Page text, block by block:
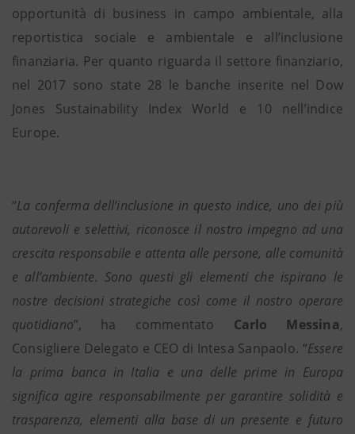
opportunità di business in campo ambientale, alla
reportistica sociale e ambientale e all’inclusione
finanziaria. Per quanto riguarda il settore finanziario,
nel 2017 sono state 28 le banche inserite nel Dow
Jones Sustainability Index World e 10 nell’indice
Europe.
“La conferma dell’inclusione in questo indice, uno dei più
autorevoli e selettivi, riconosce il nostro impegno ad una
crescita responsabile e attenta alle persone, alle comunità
e all’ambiente. Sono questi gli elementi che ispirano le
nostre decisioni strategiche così come il nostro operare
quotidiano”, ha commentato Carlo Messina,
Consigliere Delegato e CEO di Intesa Sanpaolo. “Essere
la prima banca in Italia e una delle prime in Europa
significa agire responsabilmente per garantire solidità e
trasparenza, elementi alla base di un presente e futuro